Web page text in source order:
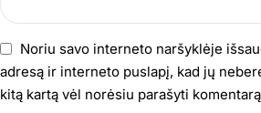
Noriu savo interneto naršyklėje
adresą ir interneto puslapį, kad jų
kitą kartą vėl norėsiu parašyti